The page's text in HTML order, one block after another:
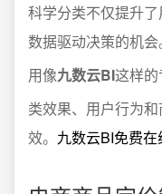
科学分类不仅提升
数据驱动决策的机
用像九数云BI这样
类效果、用户行为
效。 九数云BI免费在